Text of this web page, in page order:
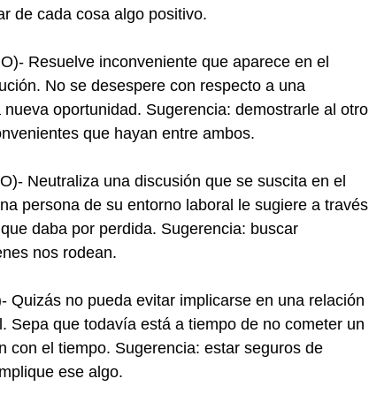
de cada cosa algo positivo.
Resuelve inconveniente que aparece en el
No se desespere con respecto a una
oportunidad. Sugerencia: demostrarle al otro
que hayan entre ambos.
Neutraliza una discusión que se suscita en el
persona de su entorno laboral le sugiere a través
daba por perdida. Sugerencia: buscar
nos rodean.
Quizás no pueda evitar implicarse en una relación
Sepa que todavía está a tiempo de no cometer un
con el tiempo. Sugerencia: estar seguros de
ese algo.